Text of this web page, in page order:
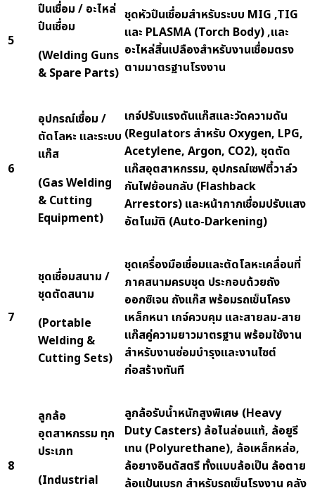
5
ปืนเชื่อม / อะไหล่
ปืนเชื่อม
(Welding Guns
& Spare Parts)
ชุดหัวปืนเชื่อมสำหรับระบบ MIG ,TIG
และ PLASMA (Torch Body) ,และ
อะไหล่สิ้นเปลืองสำหรับงานเชื่อมตรง
ตามมาตรฐานโรงงาน
6
อุปกรณ์เชื่อม /
ตัดโลหะ และระบบ
แก๊ส
(Gas Welding
& Cutting
Equipment)
เกจ์ปรับแรงดันแก๊สและวัดความดัน
(Regulators สำหรับ Oxygen, LPG,
Acetylene, Argon, CO2), ชุดตัด
แก๊สอุตสาหกรรม, อุปกรณ์เซฟตี้วาล์ว
กันไฟย้อนกลับ (Flashback
Arrestors) และหน้ากากเชื่อมปรับแสง
อัตโนมัติ (Auto-Darkening)
7
ชุดเชื่อมสนาม /
ชุดตัดสนาม
(Portable
Welding &
Cutting Sets)
ชุดเครื่องมือเชื่อมและตัดโลหะเคลื่อนที่
ภาคสนามครบชุด ประกอบด้วยถัง
ออกซิเจน ถังแก๊ส พร้อมรถเข็นโครง
เหล็กหนา เกจ์ควบคุม และสายลม-สาย
แก๊สคู่ความยาวมาตรฐาน พร้อมใช้งาน
สำหรับงานซ่อมบำรุงและงานไซต์
ก่อสร้างทันที
8
ลูกล้อ
อุตสาหกรรม ทุก
ประเภท
(Industrial
ลูกล้อรับน้ำหนักสูงพิเศษ (Heavy
Duty Casters) ล้อไนล่อนแท้, ล้อยูรี
เทน (Polyurethane), ล้อเหล็กหล่อ,
ล้อยางอินดัสตรี ทั้งแบบล้อเป็น ล้อตาย
ล้อแป้นเบรก สำหรับรถเข็นโรงงาน คลัง